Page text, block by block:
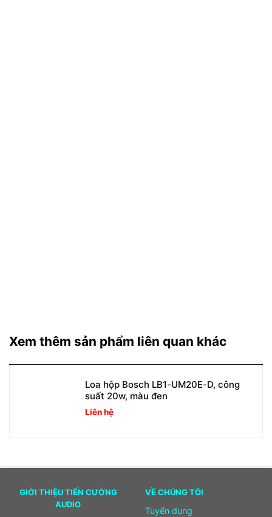
Xem thêm sản phẩm liên quan khác
Loa hộp Bosch LB1-UM20E-D, công
suất 20w, màu đen
Liên hệ
GIỚI THIỆU TIẾN CƯỜNG
AUDIO
VỀ CHÚNG TÔI
Tuyển dụng